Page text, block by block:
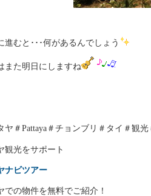
進むと･･･何があるんでしょう
また明日にしますね
ヤ＃Pattaya＃チョンブリ＃タイ＃観
観光をサポート
ナビツアー
での物件を無料でご紹介！